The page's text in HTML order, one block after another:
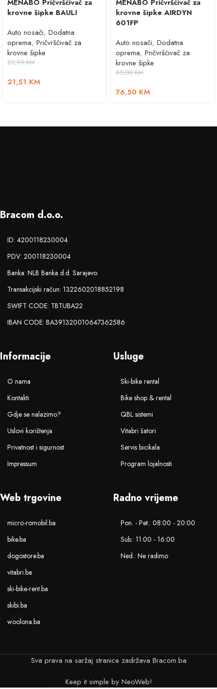
MENABO Pričvršćivač za
krovne šipke BAULI
Auto nosači, Dodatna
oprema, Pričvršćivač za
krovne šipke
23,90KM
21,51 KM
MENABO Pričvršćivač za
krovne šipke AIRDYN
601FP
Auto nosači, Dodatna
oprema, Pričvršćivač za
krovne šipke
85,00KM
76,50 KM
Bracom d.o.o.
ID: 4200118230004
PDV: 200118230004
Banka: NLB Banka d.d. Sarajevo
Transakcijski račun: 1322602018852198
SWIFT CODE: TBTUBA22
IBAN CODE: BA391320010647362586
Informacije
O nama
Kontakti
Gdje se nalazimo?
Uslovi korištenja
Privatnost i sigurnost
Impressum
Usluge
Ski-bike rental
Bike shop & rental
QBL sistemi
Vitabri šatori
Servis bicikala
Program lojalnosti
Web trgovine
micro-romobil.ba
bike.ba
dogostore.ba
vitabri.ba
ski-bike-rent.ba
skibi.ba
woolona.ba
Radno vrijeme
Pon. - Pet.: 08:00 - 20:00
Sub.: 11:00 - 16:00
Ned.: Ne radimo
Sva prava na saržaj stranice zadržava Bracom.ba
Keep it simple by NeoWeb!